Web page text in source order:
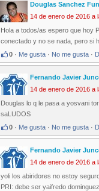
Douglas Sanchez
14 de enero de 2016 a
Hola a todos/as espero que hoy
conectado y no se nada, pero si
0 · Me gusta · No me gusta ·
Fernando Javier
14 de enero de 2016 a
Douglas lo q le pasa a yosvani
saLUDOS
0 · Me gusta · No me gusta ·
Fernando Javier
14 de enero de 2016 a
yoli los abiridores no estoy
PRI: debe ser yaifredo dominguez